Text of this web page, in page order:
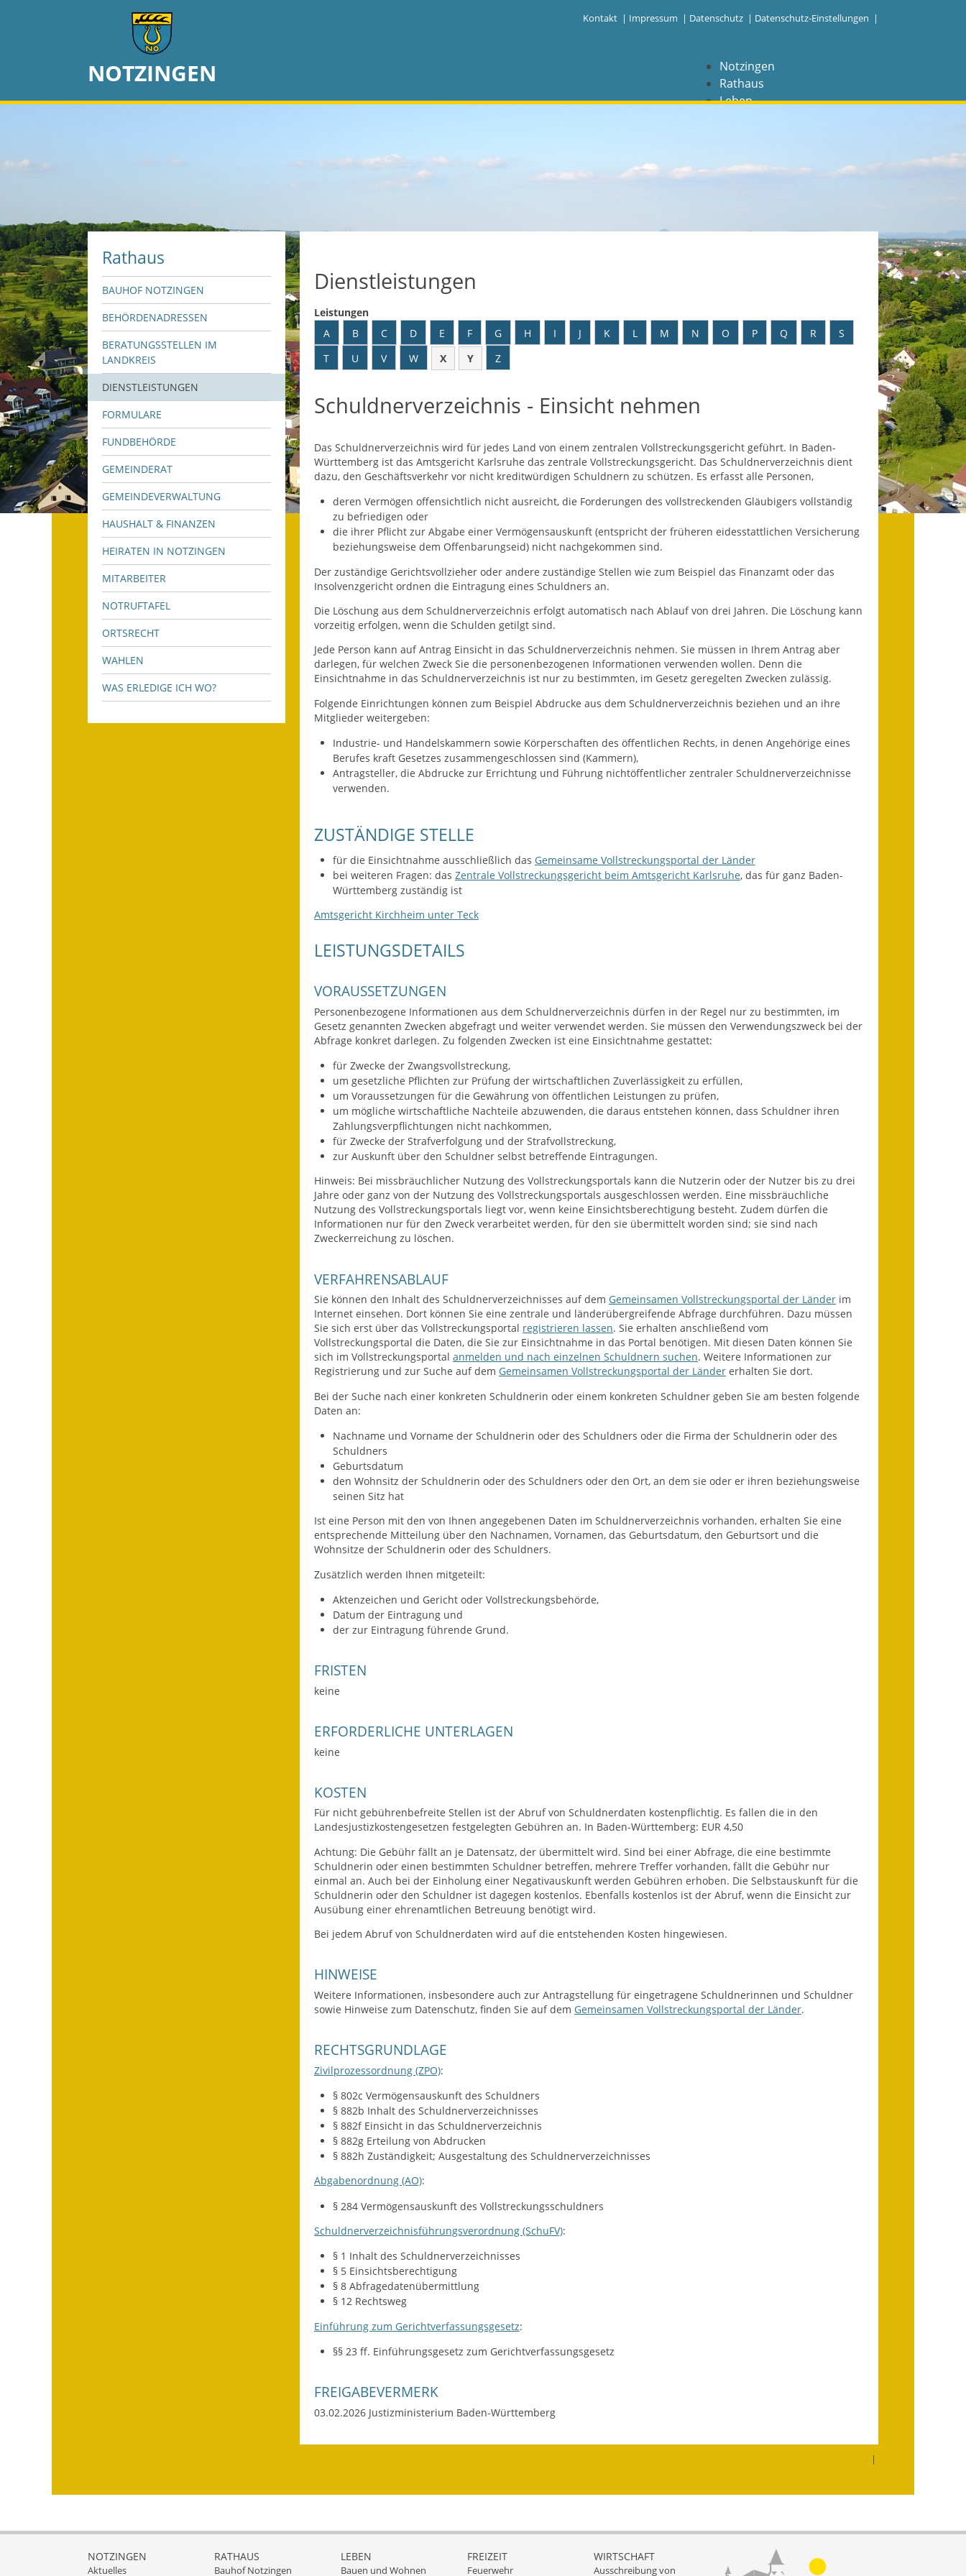
Kontakt | Impressum | Datenschutz | Datenschutz-Einstellungen |
NOTZINGEN
Notzingen
Rathaus
Leben
NAVIGATION
Datenschutz
Geschichte und
Gegenwart
wussten!
Wagner-Werkstatt
Informationsbroschüre
Infos in Leichter Sprache
Straßenbau
Landesstraße
Stellenausschreibungen
Rathaus
Beratungsstellen im
Landkreis
Dienstleistungen
Fundbehörde
Gemeinderat
Sitzungsberichte 2015
Sitzungsberichte 2016
Sitzungsberichte 2019
Sitzungsberichte 2020
Heiraten in Notzingen
Notruftafel
Wahlen
Leben
Bevölkerungsschutz
Rathaus
BAUHOF NOTZINGEN
BEHÖRDENADRESSEN
BERATUNGSSTELLEN IM
LANDKREIS
DIENSTLEISTUNGEN
FORMULARE
FUNDBEHÖRDE
GEMEINDERAT
GEMEINDEVERWALTUNG
HAUSHALT & FINANZEN
HEIRATEN IN NOTZINGEN
MITARBEITER
NOTRUFTAFEL
ORTSRECHT
WAHLEN
WAS ERLEDIGE ICH WO?
Dienstleistungen
Leistungen
A
B C D E F G H I J K L M N O P Q R
S
T
U V W X Y Z
Schuldnerverzeichnis - Einsicht nehmen
Das Schuldnerverzeichnis wird für jedes Land von einem zentralen Vollstreckungsgericht geführt. In Baden-
Württemberg ist das Amtsgericht Karlsruhe das zentrale Vollstreckungsgericht. Das Schuldnerverzeichnis dient
dazu, den Geschäftsverkehr vor nicht kreditwürdigen Schuldnern zu schützen. Es erfasst alle Personen,
deren Vermögen offensichtlich nicht ausreicht, die Forderungen des vollstreckenden Gläubigers vollständig
zu befriedigen oder
die ihrer Pflicht zur Abgabe einer Vermögensauskunft (entspricht der früheren eidesstattlichen Versicherung
beziehungsweise dem Offenbarungseid) nicht nachgekommen sind.
Der zuständige Gerichtsvollzieher oder andere zuständige Stellen wie zum Beispiel das Finanzamt oder das
Insolvenzgericht ordnen die Eintragung eines Schuldners an.
Die Löschung aus dem Schuldnerverzeichnis erfolgt automatisch nach Ablauf von drei Jahren. Die Löschung kann
vorzeitig erfolgen, wenn die Schulden getilgt sind.
Jede Person kann auf Antrag Einsicht in das Schuldnerverzeichnis nehmen. Sie müssen in Ihrem Antrag aber
darlegen, für welchen Zweck Sie die personenbezogenen Informationen verwenden wollen. Denn die
Einsichtnahme in das Schuldnerverzeichnis ist nur zu bestimmten, im Gesetz geregelten Zwecken zulässig.
Folgende Einrichtungen können zum Beispiel Abdrucke aus dem Schuldnerverzeichnis beziehen und an ihre
Mitglieder weitergeben:
Industrie- und Handelskammern sowie Körperschaften des öffentlichen Rechts, in denen Angehörige eines
Berufes kraft Gesetzes zusammengeschlossen sind (Kammern),
Antragsteller, die Abdrucke zur Errichtung und Führung nichtöffentlicher zentraler Schuldnerverzeichnisse
verwenden.
ZUSTÄNDIGE STELLE
für die Einsichtnahme ausschließlich das Gemeinsame Vollstreckungsportal der Länder
bei weiteren Fragen: das Zentrale Vollstreckungsgericht beim Amtsgericht Karlsruhe, das für ganz Baden-
Württemberg zuständig ist
Amtsgericht Kirchheim unter Teck
LEISTUNGSDETAILS
VORAUSSETZUNGEN
Personenbezogene Informationen aus dem Schuldnerverzeichnis dürfen in der Regel nur zu bestimmten, im
Gesetz genannten Zwecken abgefragt und weiter verwendet werden. Sie müssen den Verwendungszweck bei der
Abfrage konkret darlegen. Zu folgenden Zwecken ist eine Einsichtnahme gestattet:
für Zwecke der Zwangsvollstreckung,
um gesetzliche Pflichten zur Prüfung der wirtschaftlichen Zuverlässigkeit zu erfüllen,
um Voraussetzungen für die Gewährung von öffentlichen Leistungen zu prüfen,
um mögliche wirtschaftliche Nachteile abzuwenden, die daraus entstehen können, dass Schuldner ihren
Zahlungsverpflichtungen nicht nachkommen,
für Zwecke der Strafverfolgung und der Strafvollstreckung,
zur Auskunft über den Schuldner selbst betreffende Eintragungen.
Hinweis: Bei missbräuchlicher Nutzung des Vollstreckungsportals kann die Nutzerin oder der Nutzer bis zu drei
Jahre oder ganz von der Nutzung des Vollstreckungsportals ausgeschlossen werden. Eine missbräuchliche
Nutzung des Vollstreckungsportals liegt vor, wenn keine Einsichtsberechtigung besteht. Zudem dürfen die
Informationen nur für den Zweck verarbeitet werden, für den sie übermittelt worden sind; sie sind nach
Zweckerreichung zu löschen.
VERFAHRENSABLAUF
Sie können den Inhalt des Schuldnerverzeichnisses auf dem Gemeinsamen Vollstreckungsportal der Länder im
Internet einsehen. Dort können Sie eine zentrale und länderübergreifende Abfrage durchführen. Dazu müssen
Sie sich erst über das Vollstreckungsportal registrieren lassen. Sie erhalten anschließend vom
Vollstreckungsportal die Daten, die Sie zur Einsichtnahme in das Portal benötigen. Mit diesen Daten können Sie
sich im Vollstreckungsportal anmelden und nach einzelnen Schuldnern suchen. Weitere Informationen zur
Registrierung und zur Suche auf dem Gemeinsamen Vollstreckungsportal der Länder erhalten Sie dort.
Bei der Suche nach einer konkreten Schuldnerin oder einem konkreten Schuldner geben Sie am besten folgende
Daten an:
Nachname und Vorname der Schuldnerin oder des Schuldners oder die Firma der Schuldnerin oder des
Schuldners
Geburtsdatum
den Wohnsitz der Schuldnerin oder des Schuldners oder den Ort, an dem sie oder er ihren beziehungsweise
seinen Sitz hat
Ist eine Person mit den von Ihnen angegebenen Daten im Schuldnerverzeichnis vorhanden, erhalten Sie eine
entsprechende Mitteilung über den Nachnamen, Vornamen, das Geburtsdatum, den Geburtsort und die
Wohnsitze der Schuldnerin oder des Schuldners.
Zusätzlich werden Ihnen mitgeteilt:
Aktenzeichen und Gericht oder Vollstreckungsbehörde,
Datum der Eintragung und
der zur Eintragung führende Grund.
FRISTEN
keine
ERFORDERLICHE UNTERLAGEN
keine
KOSTEN
Für nicht gebührenbefreite Stellen ist der Abruf von Schuldnerdaten kostenpflichtig. Es fallen die in den
Landesjustizkostengesetzen festgelegten Gebühren an. In Baden-Württemberg: EUR 4,50
Achtung: Die Gebühr fällt an je Datensatz, der übermittelt wird. Sind bei einer Abfrage, die eine bestimmte
Schuldnerin oder einen bestimmten Schuldner betreffen, mehrere Treffer vorhanden, fällt die Gebühr nur
einmal an. Auch bei der Einholung einer Negativauskunft werden Gebühren erhoben. Die Selbstauskunft für die
Schuldnerin oder den Schuldner ist dagegen kostenlos. Ebenfalls kostenlos ist der Abruf, wenn die Einsicht zur
Ausübung einer ehrenamtlichen Betreuung benötigt wird.
Bei jedem Abruf von Schuldnerdaten wird auf die entstehenden Kosten hingewiesen.
HINWEISE
Weitere Informationen, insbesondere auch zur Antragstellung für eingetragene Schuldnerinnen und Schuldner
sowie Hinweise zum Datenschutz, finden Sie auf dem Gemeinsamen Vollstreckungsportal der Länder.
RECHTSGRUNDLAGE
Zivilprozessordnung (ZPO):
§ 802c Vermögensauskunft des Schuldners
§ 882b Inhalt des Schuldnerverzeichnisses
§ 882f Einsicht in das Schuldnerverzeichnis
§ 882g Erteilung von Abdrucken
§ 882h Zuständigkeit; Ausgestaltung des Schuldnerverzeichnisses
Abgabenordnung (AO):
§ 284 Vermögensauskunft des Vollstreckungsschuldners
Schuldnerverzeichnisführungsverordnung (SchuFV):
§ 1 Inhalt des Schuldnerverzeichnisses
§ 5 Einsichtsberechtigung
§ 8 Abfragedatenübermittlung
§ 12 Rechtsweg
Einführung zum Gerichtverfassungsgesetz:
§§ 23 ff. Einführungsgesetz zum Gerichtverfassungsgesetz
FREIGABEVERMERK
03.02.2026 Justizministerium Baden-Württemberg
|
NOTZINGEN
Aktuelles
RATHAUS
Bauhof Notzingen
LEBEN
Bauen und Wohnen
FREIZEIT
Feuerwehr
WIRTSCHAFT
Ausschreibung von